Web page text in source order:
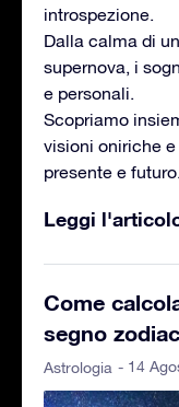
introspezione.
Dalla calma di
supernova, i
e personali.
Scopriamo
visioni oniriche
presente e futuro.
Leggi
Come
segno
Astrologia - 14